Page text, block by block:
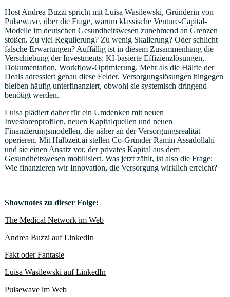
Host Andrea Buzzi spricht mit Luisa Wasilewski, Gründerin von
Pulsewave, über die Frage, warum klassische Venture-Capital-
Modelle im deutschen Gesundheitswesen zunehmend an Grenzen
stoßen. Zu viel Regulierung? Zu wenig Skalierung? Oder schlicht
falsche Erwartungen? Auffällig ist in diesem Zusammenhang die
Verschiebung der Investments: KI-basierte Effizienzlösungen,
Dokumentation, Workflow-Optimierung. Mehr als die Hälfte der
Deals adressiert genau diese Felder. Versorgungslösungen hingegen
bleiben häufig unterfinanziert, obwohl sie systemisch dringend
benötigt werden.
Luisa plädiert daher für ein Umdenken mit neuen
Investorenprofilen, neuen Kapitalquellen und neuen
Finanzierungsmodellen, die näher an der Versorgungsrealität
operieren. Mit Halbzeit.ai stellen Co-Gründer Ramin Assadollahi
und sie einen Ansatz vor, der privates Kapital aus dem
Gesundheitswesen mobilisiert. Was jetzt zählt, ist also die Frage:
Wie finanzieren wir Innovation, die Versorgung wirklich erreicht?
Shownotes zu dieser Folge:
The Medical Network im Web
Andrea Buzzi auf LinkedIn
Fakt oder Fantasie
Luisa Wasilewski auf LinkedIn
Pulsewave im Web